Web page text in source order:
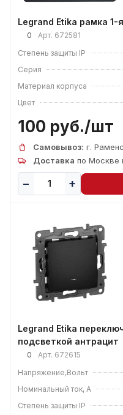
Legrand Etika рамка 1-
0 Арт. 672581
Степень защиты IP
Серия
Материал корпуса
Цвет
100 руб./шт
Самовывоз: г.
Доставка по Москве
Legrand Etika
подсветкой антрацит
0 Арт. 672615
Напряжение,Вольт
Номинальный ток, А
Степень защиты IP